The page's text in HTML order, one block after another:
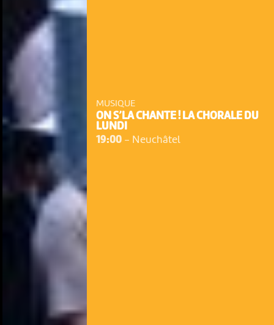
MUSIQUE
ON S’LA CHANTE ! LA CHORALE DU
LUNDI
19:00- Neuchâtel